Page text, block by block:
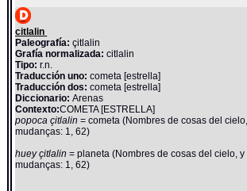
citlalin
Paleografía: çitlalin
Grafía normalizada: citlalin
Tipo: r.n.
Traducción uno: cometa [estrella]
Traducción dos: cometa [estrella]
Diccionario:Arenas
Contexto:COMETA [ESTRELLA]
popoca çitlalin= cometa (Nombres de cosas del
mudanças: 1, 62)
huey çitlalin= planeta (Nombres de cosas del cielo, y
mudanças: 1, 62)